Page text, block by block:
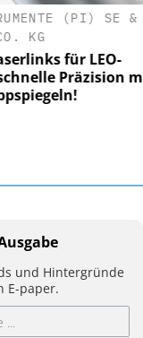
(PI) SE &
KG
für LEO-
Präzision mit
und Hintergründe
E-paper.